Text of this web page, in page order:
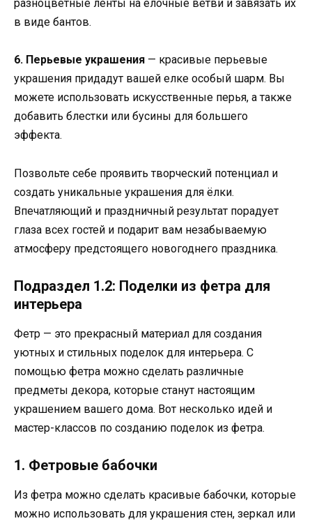
разноцветные ленты на елочные ветви и завязать их
в виде бантов.
6. Перьевые украшения — красивые перьевые
украшения придадут вашей елке особый шарм. Вы
можете использовать искусственные перья, а также
добавить блестки или бусины для большего
эффекта.
Позвольте себе проявить творческий потенциал и
создать уникальные украшения для ёлки.
Впечатляющий и праздничный результат порадует
глаза всех гостей и подарит вам незабываемую
атмосферу предстоящего новогоднего праздника.
Подраздел 1.2: Поделки из фетра для
интерьера
Фетр — это прекрасный материал для создания
уютных и стильных поделок для интерьера. С
помощью фетра можно сделать различные
предметы декора, которые станут настоящим
украшением вашего дома. Вот несколько идей и
мастер-классов по созданию поделок из фетра.
1. Фетровые бабочки
Из фетра можно сделать красивые бабочки, которые
можно использовать для украшения стен, зеркал или